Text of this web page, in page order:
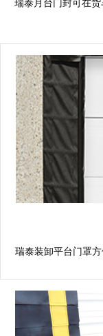
瑞泰月台门封可在
瑞泰装卸平台门罩